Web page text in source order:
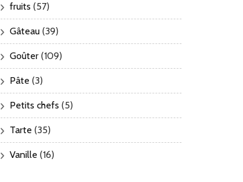
fruits (57)
Gâteau (39)
Goûter (109)
Pâte (3)
Petits chefs (5)
Tarte (35)
Vanille (16)